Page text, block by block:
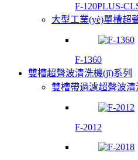
F-120PLUS-
大型工業(yè)單槽超
F-1360
雙槽超聲波清洗機(jī)系列
雙槽帶過濾超聲波
F-2012